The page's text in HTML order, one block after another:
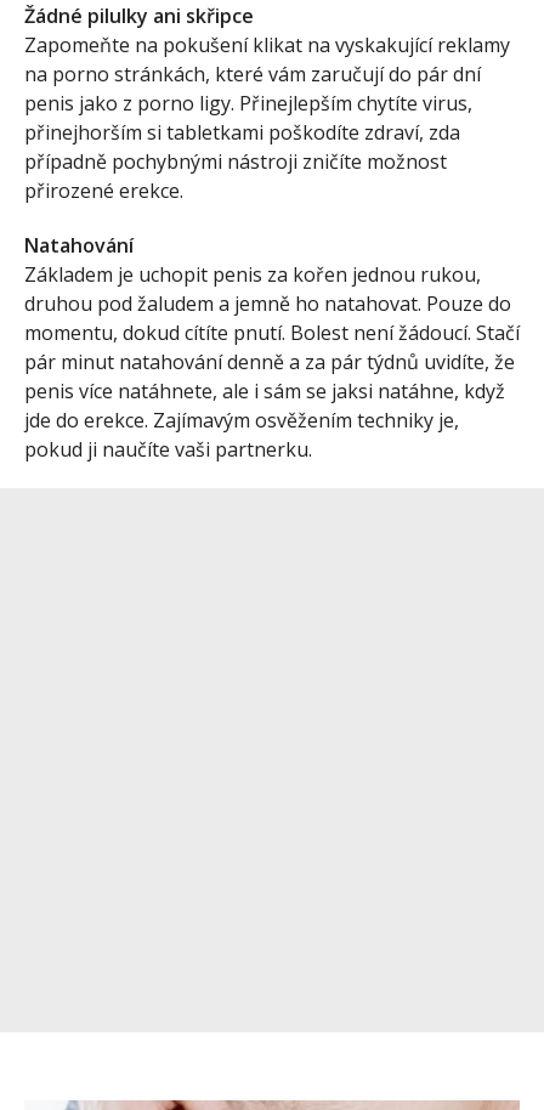
Žádné pilulky ani skřipce
Zapomeňte na pokušení klikat na vyskakující reklamy
na porno stránkách, které vám zaručují do pár dní
penis jako z porno ligy. Přinejlepším chytíte virus,
přinejhorším si tabletkami poškodíte zdraví, zda
případně pochybnými nástroji zničíte možnost
přirozené erekce.
Natahování
Základem je uchopit penis za kořen jednou rukou,
druhou pod žaludem a jemně ho natahovat. Pouze do
momentu, dokud cítíte pnutí. Bolest není žádoucí. Stačí
pár minut natahování denně a za pár týdnů uvidíte, že
penis více natáhnete, ale i sám se jaksi natáhne, když
jde do erekce. Zajímavým osvěžením techniky je,
pokud ji naučíte vaši partnerku.